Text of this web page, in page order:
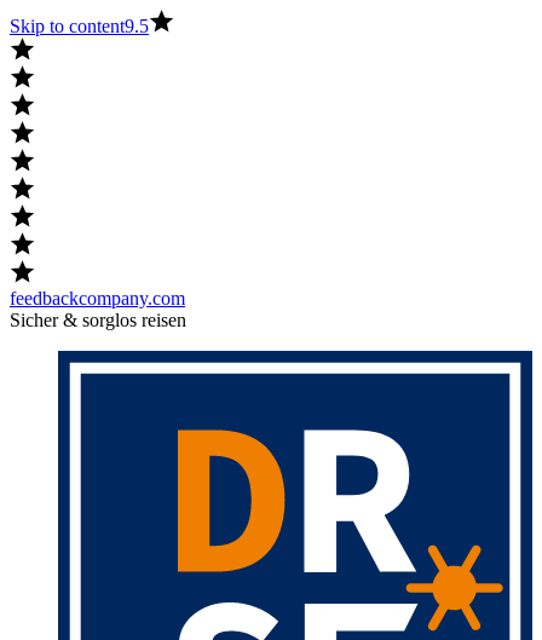
Skip to content9.5
feedbackcompany.com
Sicher & sorglos reisen